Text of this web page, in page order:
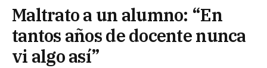
Maltrato a un alumno: “En
tantos años de docente nunca
vi algo así”